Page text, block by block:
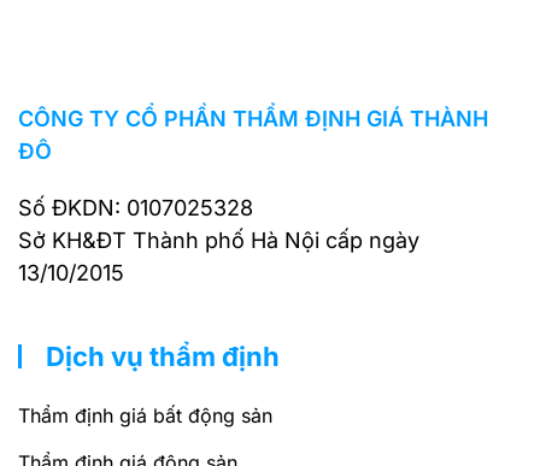
CÔNG TY CỔ PHẦN THẨM ĐỊNH GIÁ THÀNH
ĐÔ
Số ĐKDN: 0107025328
Sở KH&ĐT Thành phố Hà Nội cấp ngày
13/10/2015
Dịch vụ thẩm định
Thẩm định giá bất động sản